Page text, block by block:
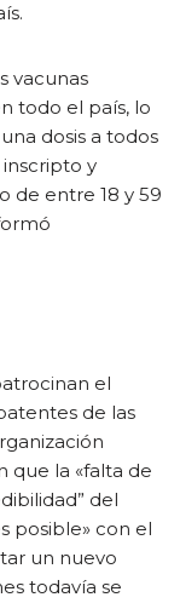
vacunas
todo el país, lo
dosis a todos
y
de entre 18 y 59
el
de las
que la «falta de
del
posible» con el
un nuevo
todavía se